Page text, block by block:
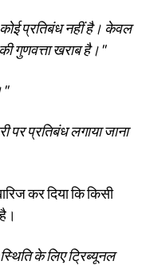
प्रतिबंध नहीं है। केवल
गुणवत्ता खराब है।"
पर प्रतिबंध लगाया जाना
कर दिया कि किसी
के लिए ट्रिब्यूनल